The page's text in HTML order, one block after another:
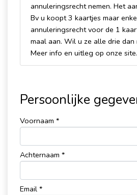
annuleringsrecht nemen. Het
Bv u koopt 3 kaartjes maar
annuleringsrecht voor de 1
maal aan. Wil u ze alle drie dan
Meer info en uitleg op onze site.
Persoonlijke
Voornaam *
Achternaam *
Email *